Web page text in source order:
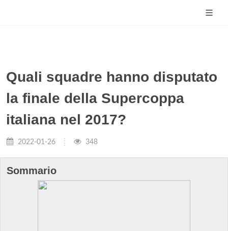
Quali squadre hanno disputato
la finale della Supercoppa
italiana nel 2017?
2022-01-26 348
Sommario